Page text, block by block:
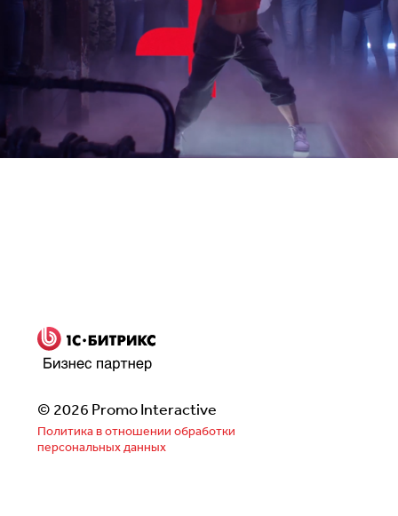
© 2026 Promo Interactive
Политика в отношении обработки
персональных данных